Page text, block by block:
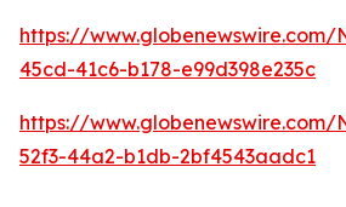
https://
45cd-41c6-b178-e99d398e235c
https://
52f3-44a2-b1db-2bf4543aadc1